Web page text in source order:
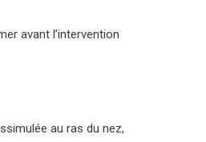
avant l’intervention
au ras du nez,